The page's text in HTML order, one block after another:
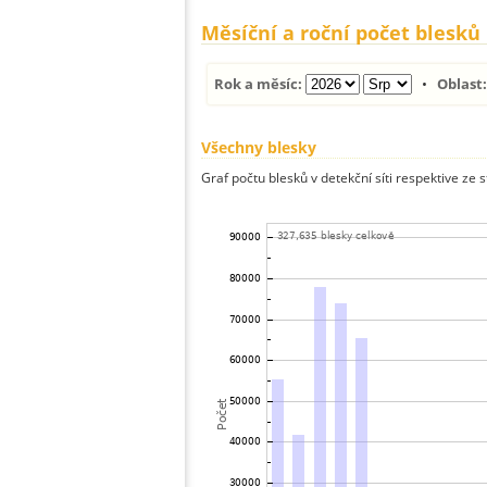
Měsíční a roční počet blesků
Rok a měsíc: •Oblast:
Všechny blesky
Graf počtu blesků v detekční síti respektive ze